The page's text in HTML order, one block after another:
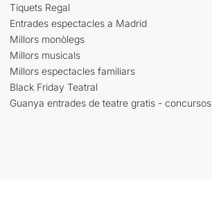
Tiquets Regal
Entrades espectacles a Madrid
Millors monòlegs
Millors musicals
Millors espectacles familiars
Black Friday Teatral
Guanya entrades de teatre gratis - concursos